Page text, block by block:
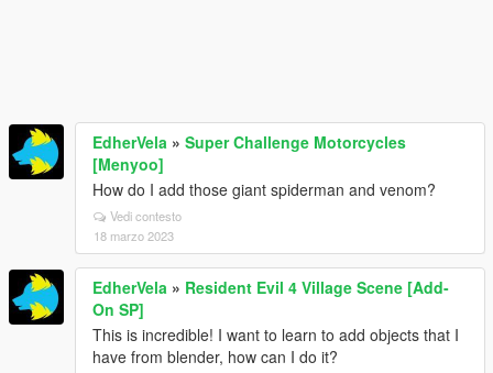
EdherVela » Super Challenge Motorcycles
[Menyoo]
How do I add those giant spiderman and venom?
Vedi contesto
18 marzo 2023
EdherVela » Resident Evil 4 Village Scene [Add-
On SP]
This is incredible! I want to learn to add objects that I
have from blender, how can I do it?